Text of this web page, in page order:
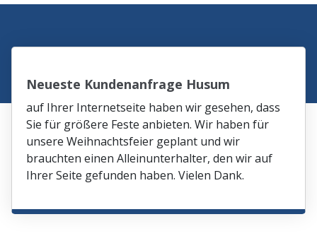
Neueste Kundenanfrage Husum
auf Ihrer Internetseite haben wir gesehen, dass
Sie für größere Feste anbieten. Wir haben für
unsere Weihnachtsfeier geplant und wir
brauchten einen Alleinunterhalter, den wir auf
Ihrer Seite gefunden haben. Vielen Dank.